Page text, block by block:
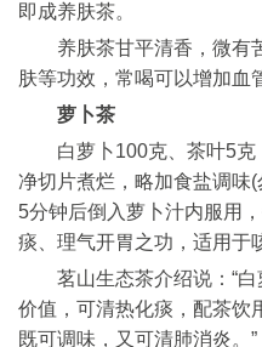
即成养肤茶。
养肤茶甘平清香，微有
肤等功效，常喝可以增加血
萝卜茶
白萝卜100克、茶叶5
净切片煮烂，略加食盐调味
5分钟后倒入萝卜汁内服用
痰、理气开胃之功，适用于
茗山生态茶介绍说：“
价值，可清热化痰，配茶饮
既可调味，又可清肺消炎。”